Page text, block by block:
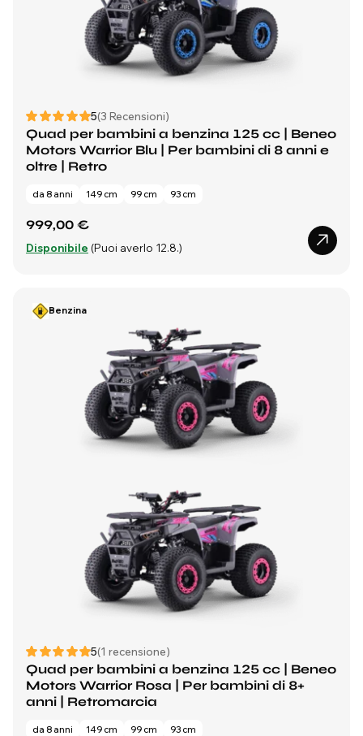
5(3 Recensioni)
Quad per bambini a benzina 125 cc | Beneo
Motors Warrior Blu | Per bambini di 8 anni e
oltre | Retro
da 8 anni 149 cm 99 cm 93 cm
999,00 €
Disponibile (Puoi averlo 12.8.)
Benzina
5(1 recensione)
Quad per bambini a benzina 125 cc | Beneo
Motors Warrior Rosa | Per bambini di 8+
anni | Retromarcia
da 8 anni 149 cm 99 cm 93 cm